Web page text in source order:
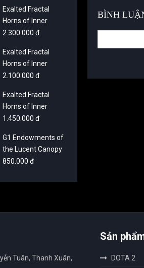
Exalted Fractal
Horns of Inner
Abysm - Bright
2.300.000 đ
Exalted Fractal
Horns of Inner
Abysm - Gold
2.100.000 đ
Exalted Fractal
Horns of Inner
Abysm - Brusque
1.450.000 đ
G1 Endowments of
the Lucent Canopy
850.000 đ
BÌNH
Tuân, Thanh Xuân,
Sản
DOTA 2